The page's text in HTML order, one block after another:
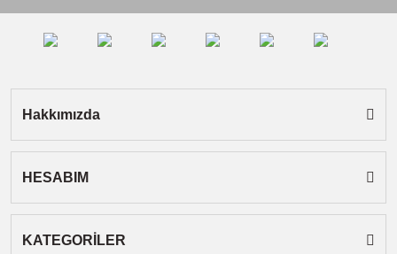
Ürün bilgilerinde hatalar bulunuyor.
Ürün fiyatı diğer sitelerden daha pahalı.
Gönder
Hakkımızda
HESABIM
KATEGORİLER